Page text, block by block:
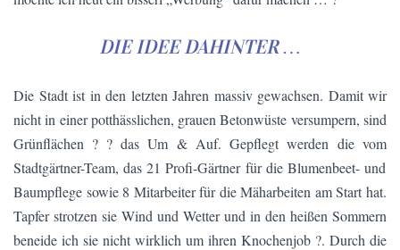
DIE IDEE DAHINTER …
Die Stadt ist in den letzten Jahren massiv gewachsen. Damit wir
nicht in einer potthässlichen, grauen Betonwüste versumpern, sind
Grünflächen ? ? das Um & Auf. Gepflegt werden die vom
Stadtgärtner-Team, das 21 Profi-Gärtner für die Blumenbeet- und
Baumpflege sowie 8 Mitarbeiter für die Mäharbeiten am Start hat.
Tapfer strotzen sie Wind und Wetter und in den heißen Sommern
beneide ich sie nicht wirklich um ihren Knochenjob ?. Durch die